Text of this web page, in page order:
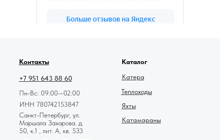
Контакты
+7 951 643 88 60
Пн-Вс: 09:00—02:00
ИНН 780742153847
Санкт-Петербург, ул.
Маршала Захарова. д.
50, к.1 , лит. А, кв. 533
Каталог
Катамараны
Яхты
Теплоходы
Катера